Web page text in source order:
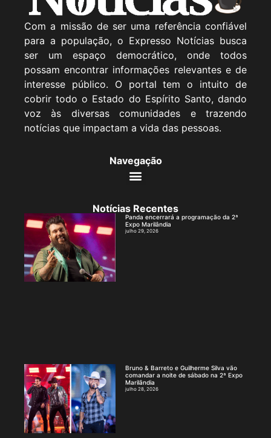
Com a missão de ser uma referência confiável
para a população, o Expresso Notícias busca
ser um espaço democrático, onde todos
possam encontrar informações relevantes e de
interesse público. O portal tem o intuito de
cobrir todo o Estado do Espírito Santo, dando
voz às diversas comunidades e trazendo
notícias que impactam a vida das pessoas.
Navegação
Notícias Recentes
Panda encerrará a programação da 2ª
Expo Marilândia
julho 29, 2026
Bruno & Barreto e Guilherme Silva vão
comandar a noite de sábado na 2ª Expo
Marilândia
julho 28, 2026